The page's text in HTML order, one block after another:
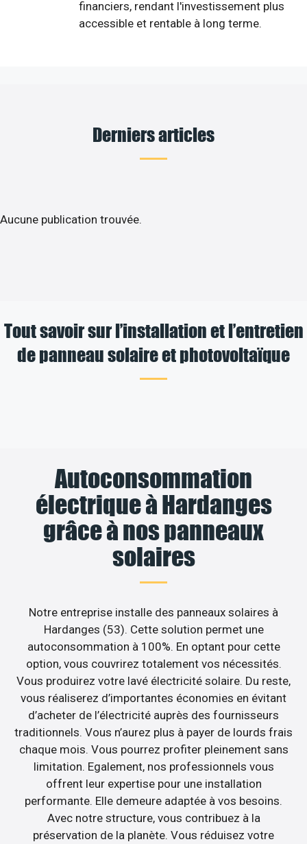
financiers, rendant l'investissement plus
accessible et rentable à long terme.
Derniers articles
Aucune publication trouvée.
Tout savoir sur l’installation et l’entretien
de panneau solaire et photovoltaïque
Autoconsommation
électrique à Hardanges
grâce à nos panneaux
solaires
Notre entreprise installe des panneaux solaires à
Hardanges (53). Cette solution permet une
autoconsommation à 100%. En optant pour cette
option, vous couvrirez totalement vos nécessités.
Vous produirez votre lavé électricité solaire. Du reste,
vous réaliserez d’importantes économies en évitant
d’acheter de l’électricité auprès des fournisseurs
traditionnels. Vous n’aurez plus à payer de lourds frais
chaque mois. Vous pourrez profiter pleinement sans
limitation. Egalement, nos professionnels vous
offrent leur expertise pour une installation
performante. Elle demeure adaptée à vos besoins.
Avec notre structure, vous contribuez à la
préservation de la planète. Vous réduisez votre